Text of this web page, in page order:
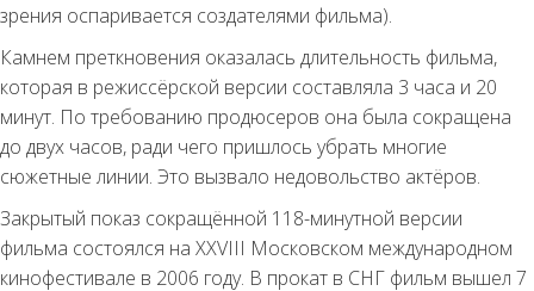
зрения оспаривается создателями фильма).
Камнем преткновения оказалась длительность фильма,
которая в режиссёрской версии составляла 3 часа и 20
минут. По требованию продюсеров она была сокращена
до двух часов, ради чего пришлось убрать многие
сюжетные линии. Это вызвало недовольство актёров.
Закрытый показ сокращённой 118-минутной версии
фильма состоялся на XXVIII Московском международном
кинофестивале в 2006 году. В прокат в СНГ фильм вышел 7